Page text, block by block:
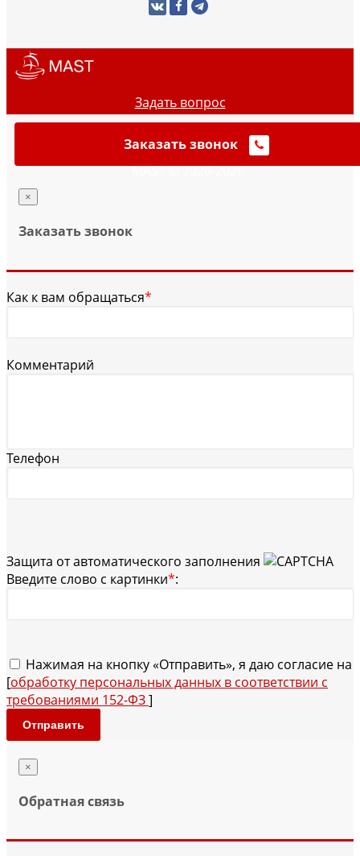
Задать вопрос
Заказать звонок
MAST © 2020-2026
×
Заказать звонок
Как к вам обращаться*
Комментарий
Телефон
Защита от автоматического заполнения
Введите слово с картинки*:
Нажимая на кнопку «Отправить», я даю согласие на
[обработку персональных данных в соответствии с
требованиями 152-ФЗ]
Отправить
×
Обратная связь